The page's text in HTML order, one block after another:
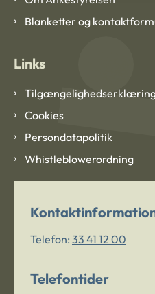
Blanketter og
Links
Cookies
Persondatapolitik
Whistleblowerordning
Telefon: 33 41 12 00
Telefontider